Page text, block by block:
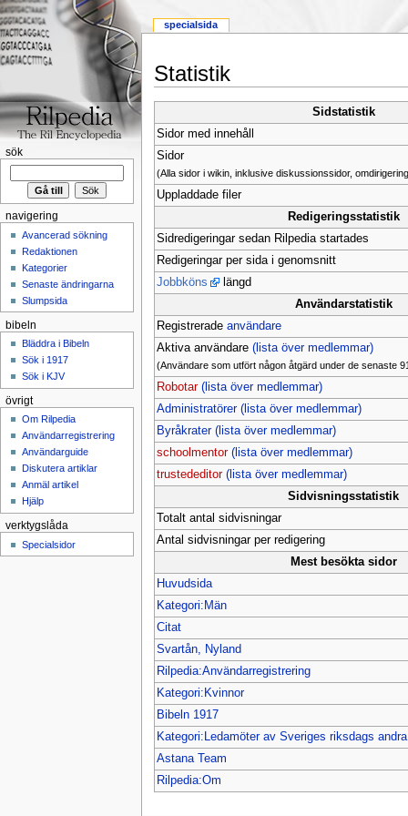
Statistik
Sidstatistik
Sidor med innehåll
Sidor
(Alla sidor i wikin, inklusive diskussionssidor,
Uppladdade filer
Redigeringsstatistik
Sidredigeringar sedan Rilpedia startades
Redigeringar per sida i genomsnitt
Jobbköns
längd
Användarstatistik
Registreradeanvändare
Aktiva användare(lista över medlemmar)
(Användare som utfört någon åtgärd under de senaste
Robotar (lista över medlemmar)
Administratörer (lista över medlemmar)
Byråkrater (lista över medlemmar)
schoolmentor (lista över medlemmar)
trustededitor (lista över medlemmar)
Sidvisningsstatistik
Totalt antal sidvisningar
Antal sidvisningar per redigering
Mest besökta sidor
Huvudsida
Kategori:Män
Citat
Svartån, Nyland
Rilpedia:Användarregistrering
Kategori:Kvinnor
Bibeln 1917
Kategori:Ledamöter av Sveriges riksdags
Astana Team
Rilpedia:Om
specialsida
sök
navigering
Avancerad sökning
Redaktionen
Kategorier
Senaste ändringarna
Slumpsida
bibeln
Bläddra i Bibeln
Sök i 1917
Sök i KJV
övrigt
Om Rilpedia
Användarregistrering
Användarguide
Diskutera artiklar
Anmäl artikel
Hjälp
verktygslåda
Specialsidor